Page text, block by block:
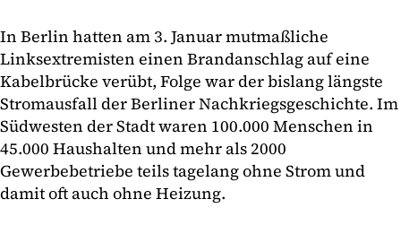
In Berlin hatten am 3. Januar mutmaßliche
Linksextremisten einen Brandanschlag auf eine
Kabelbrücke verübt, Folge war der bislang längste
Stromausfall der Berliner Nachkriegsgeschichte. Im
Südwesten der Stadt waren 100.000 Menschen in
45.000 Haushalten und mehr als 2000
Gewerbebetriebe teils tagelang ohne Strom und
damit oft auch ohne Heizung.